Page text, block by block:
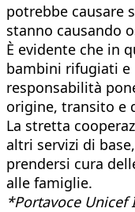
potrebbe causare
stanno causando
È evidente che in
bambini rifugiati e
responsabilità
origine, transito e
La stretta
altri servizi di
prendersi cura
alle famiglie.
*Portavoce Unicef